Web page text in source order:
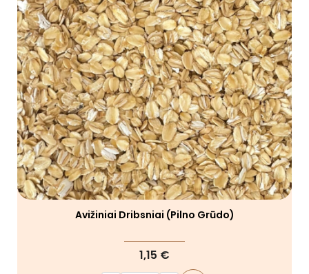
Avižiniai Dribsniai (pilno Grūdo)
1,15 €